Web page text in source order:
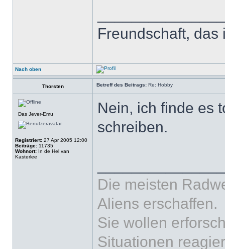
Freundschaft,
Nach oben
Thorsten Betreff des Beitrags: Re: Hobby
Das Jever-Emu
Registriert: 27 Apr 2005 12:00
Beiträge: 11735
Wohnort: In de Hel van
Kasterlee
Nein, ich finde es
schreiben.
Die meisten
Aliens erschaffen.
Sie wollen
Situationen